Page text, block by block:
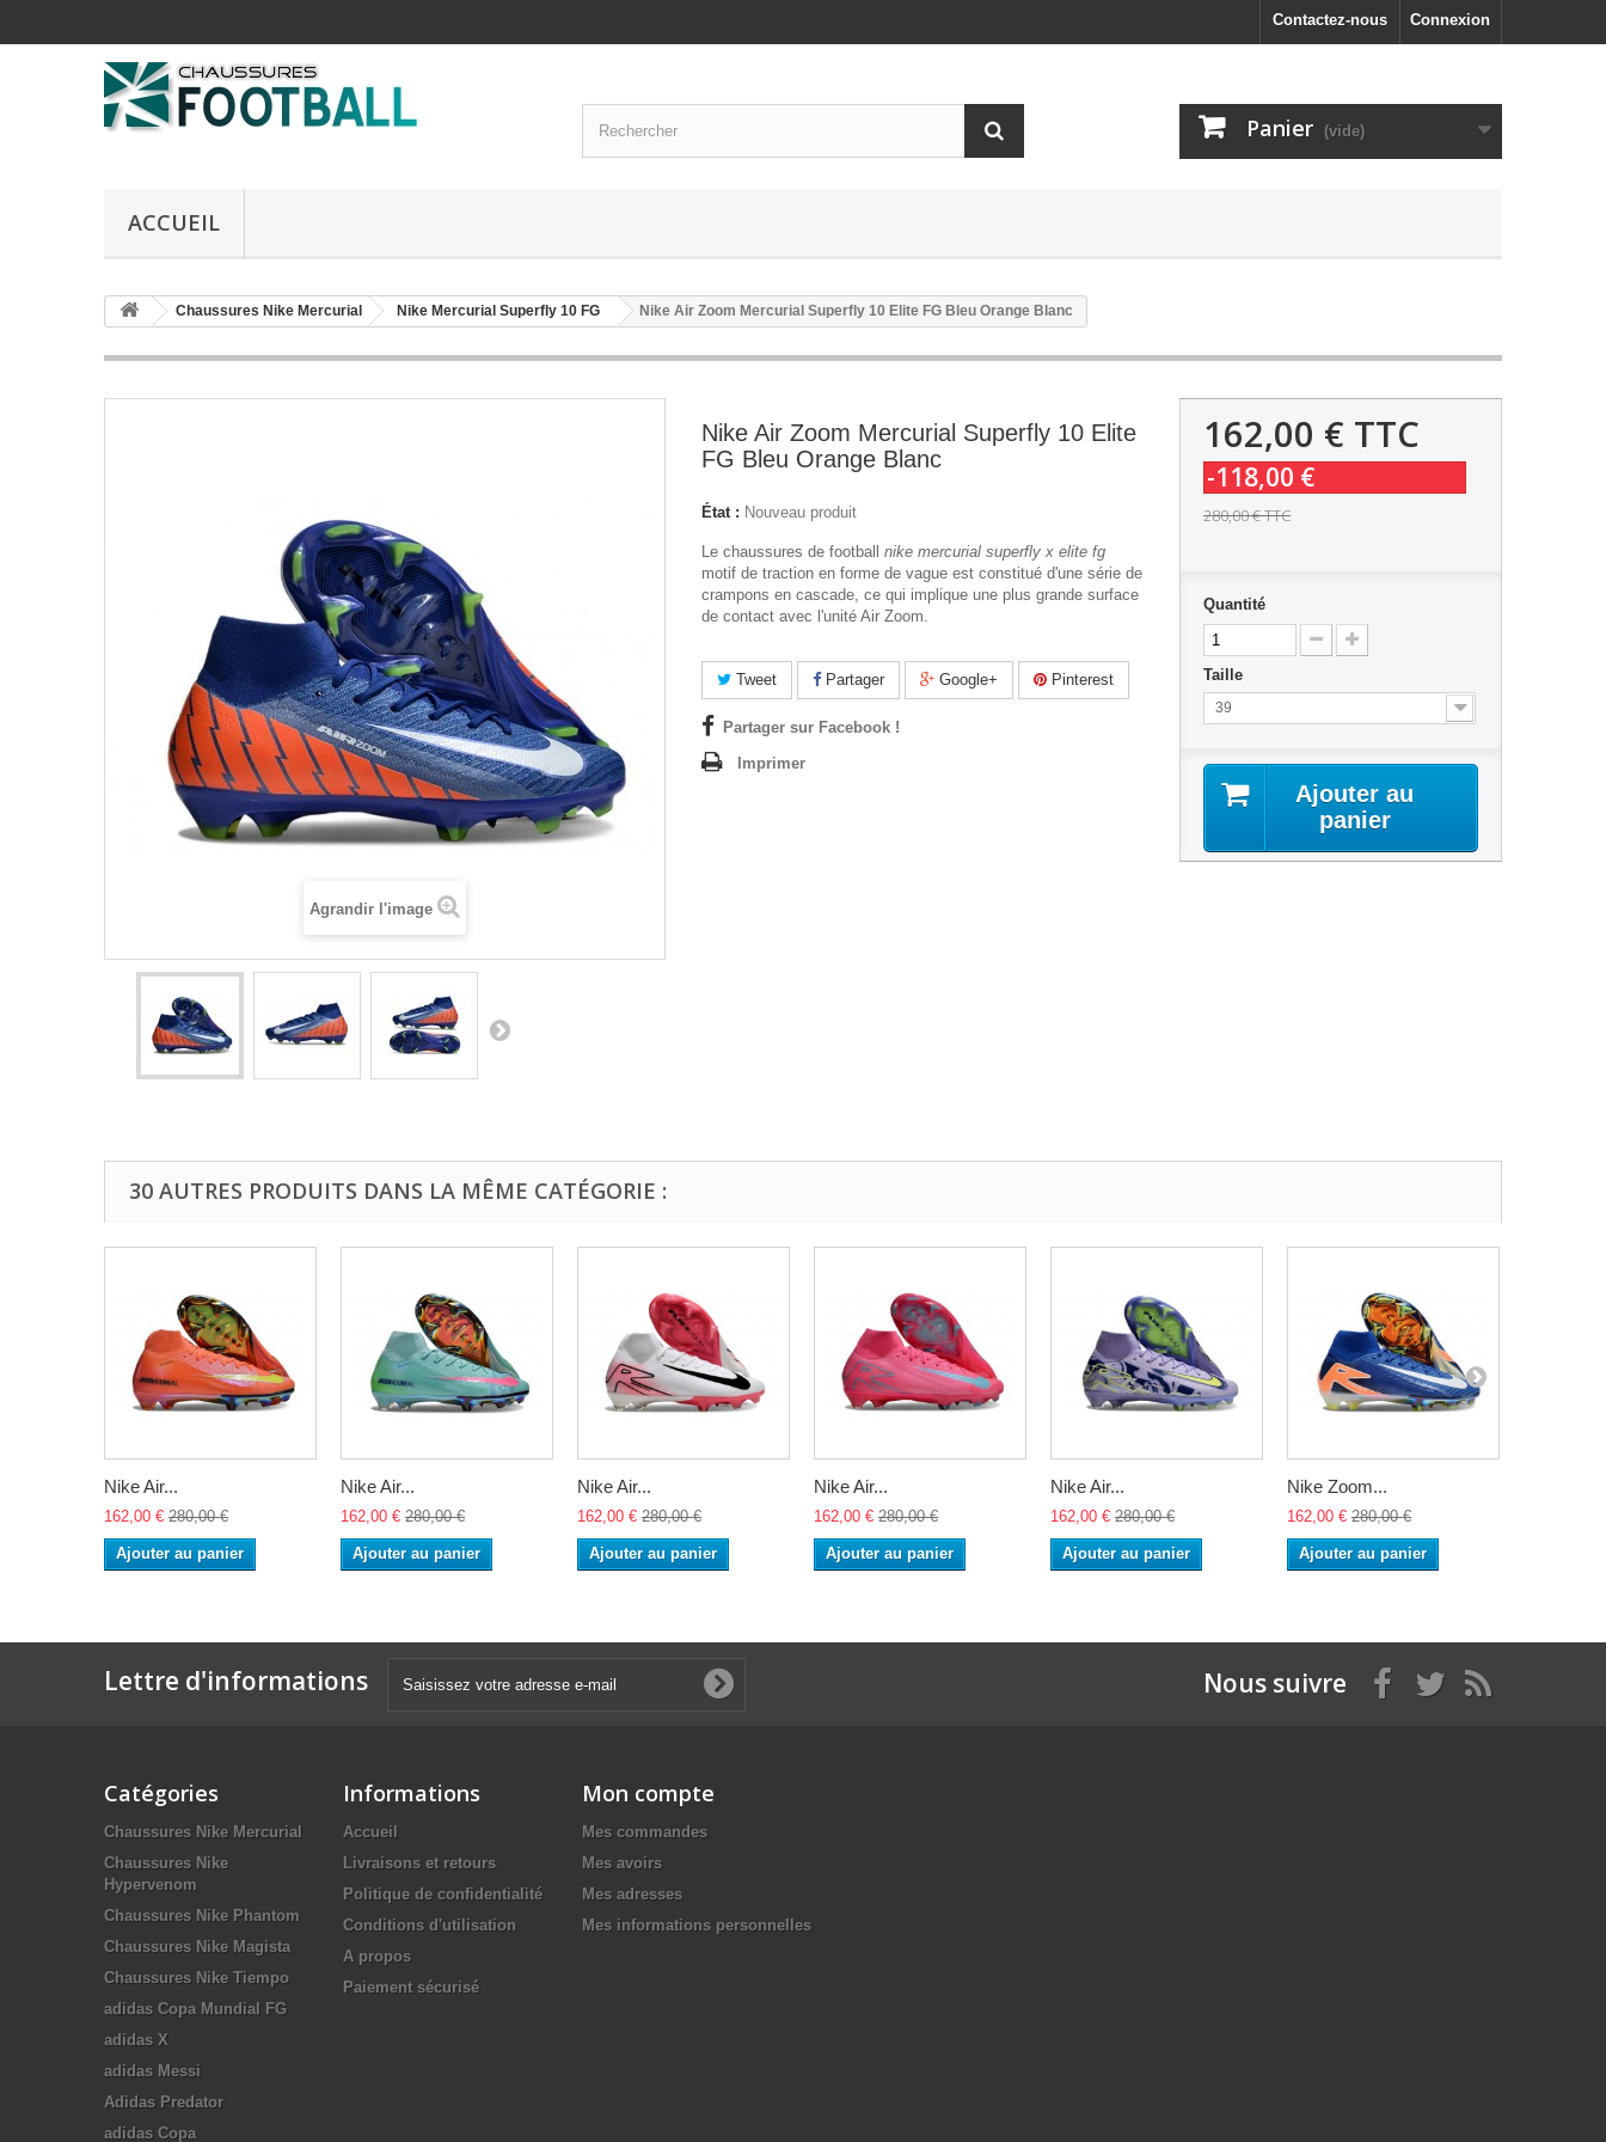
Connexion
Contactez-nous
Panier (vide)
ACCUEIL
Chaussures Nike Mercurial Nike Mercurial Superfly 10 FG Nike Air Zoom Mercurial Superfly 10 Elite FG Bleu Orange Blanc
Agrandir l'image
Nike Air Zoom Mercurial Superfly 10 Elite
FG Bleu Orange Blanc
État : Nouveau produit
Le chaussures de football nike mercurial superfly x elite fg
motif de traction en forme de vague est constitué d'une série de
crampons en cascade, ce qui implique une plus grande surface
de contact avec l'unité Air Zoom.
Tweet Partager Google+ Pinterest
Partager sur Facebook !
Imprimer
162,00 € TTC
-118,00 €
280,00 €TTC
Quantité
Taille
39
Ajouter au
panier
30 AUTRES PRODUITS DANS LA MÊME CATÉGORIE :
Nike Air...
162,00 € 280,00 €
Ajouter au panier
Nike Air...
162,00 € 280,00 €
Ajouter au panier
Nike Air...
162,00 € 280,00 €
Ajouter au panier
Nike Air...
162,00 € 280,00 €
Ajouter au panier
Nike Air...
162,00 € 280,00 €
Ajouter au panier
Nike Zoom...
162,00 € 280,00 €
Ajouter au panier
Lettre d'informations Nous suivre
Catégories
Chaussures Nike Mercurial
Chaussures Nike
Hypervenom
Chaussures Nike Phantom
Chaussures Nike Magista
Chaussures Nike Tiempo
adidas Copa Mundial FG
adidas X
adidas Messi
Adidas Predator
adidas Copa
Informations
Accueil
Livraisons et retours
Politique de confidentialité
Conditions d'utilisation
A propos
Paiement sécurisé
Mon compte
Mes commandes
Mes avoirs
Mes adresses
Mes informations personnelles